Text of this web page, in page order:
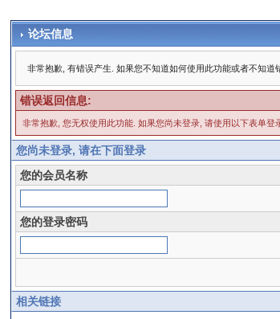
论坛信息
非常抱歉, 有错误产生. 如果您不知道如何使用此功能或者不知道
错误返回信息:
非常抱歉, 您无权使用此功能. 如果您尚未登录, 请使用以下表单登
您尚未登录, 请在下面登录
您的会员名称
您的登录密码
相关链接